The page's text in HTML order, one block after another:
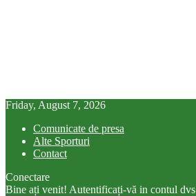
Friday, August 7, 2026
Comunicate de presa
Alte Sporturi
Contact
Conectare
Bine ați venit! Autentificați-vă in contul dvs